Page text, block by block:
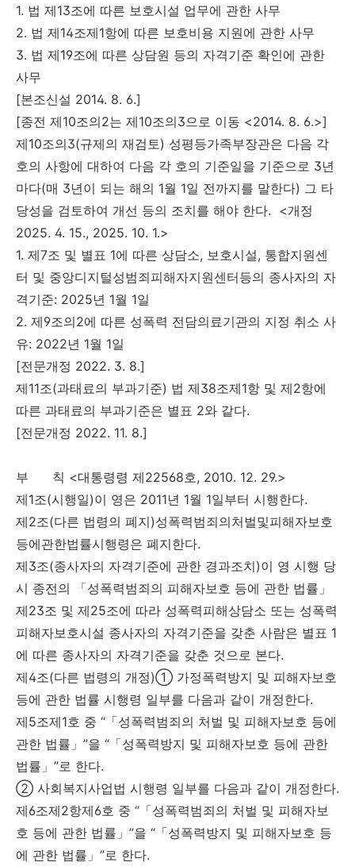
1. 법 제13조에 따른 보호시설 업무에 관한 사무
2. 법 제14조제1항에 따른 보호비용 지원에 관한 사무
3. 법 제19조에 따른 상담원 등의 자격기준 확인에 관한
사무
[본조신설 2014. 8. 6.]
[종전 제10조의2는 제10조의3으로 이동 <2014. 8. 6.>]
제10조의3(규제의 재검토) 성평등가족부장관은 다음 각
호의 사항에 대하여 다음 각 호의 기준일을 기준으로 3년
마다(매 3년이 되는 해의 1월 1일 전까지를 말한다) 그 타
당성을 검토하여 개선 등의 조치를 해야 한다. <개정
2025. 4. 15., 2025. 10. 1.>
1. 제7조 및 별표 1에 따른 상담소, 보호시설, 통합지원센
터 및 중앙디지털성범죄피해자지원센터등의 종사자의 자
격기준: 2025년 1월 1일
2. 제9조의2에 따른 성폭력 전담의료기관의 지정 취소 사
유: 2022년 1월 1일
[전문개정 2022. 3. 8.]
제11조(과태료의 부과기준) 법 제38조제1항 및 제2항에
따른 과태료의 부과기준은 별표 2와 같다.
[전문개정 2022. 11. 8.]
부 칙 <대통령령 제22568호, 2010. 12. 29.>
제1조(시행일)이 영은 2011년 1월 1일부터 시행한다.
제2조(다른 법령의 폐지)성폭력범죄의처벌및피해자보호
등에관한법률시행령은 폐지한다.
제3조(종사자의 자격기준에 관한 경과조치)이 영 시행 당
시 종전의 「성폭력범죄의 피해자보호 등에 관한 법률」
제23조 및 제25조에 따라 성폭력피해상담소 또는 성폭력
피해자보호시설 종사자의 자격기준을 갖춘 사람은 별표 1
에 따른 종사자의 자격기준을 갖춘 것으로 본다.
제4조(다른 법령의 개정)① 가정폭력방지 및 피해자보호
등에 관한 법률 시행령 일부를 다음과 같이 개정한다.
제5조제1호 중 “「성폭력범죄의 처벌 및 피해자보호 등에
관한 법률」”을 “「성폭력방지 및 피해자보호 등에 관한
법률」”로 한다.
② 사회복지사업법 시행령 일부를 다음과 같이 개정한다.
제6조제2항제6호 중 “「성폭력범죄의 처벌 및 피해자보
호 등에 관한 법률」”을 “「성폭력방지 및 피해자보호 등
에 관한 법률」”로 한다.